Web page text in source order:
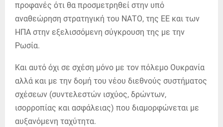
προφανές ότι θα προσμετρηθεί στην υπό
αναθεώρηση στρατηγική του ΝΑΤΟ, της ΕΕ και των
ΗΠΑ στην εξελισσόμενη σύγκρουση της με την
Ρωσία.
Και αυτό όχι σε σχέση μόνο με τον πόλεμο Ουκρανία
αλλά και με την δομή του νέου διεθνούς συστήματος
σχέσεων (συντελεστών ισχύος, δρώντων,
ισορροπίας και ασφάλειας) που διαμορφώνεται με
αυξανόμενη ταχύτητα.